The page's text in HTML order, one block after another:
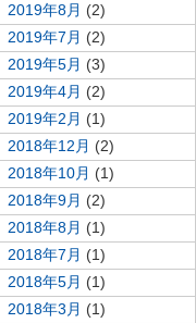
2019年8月 (2)
2019年7月 (2)
2019年5月 (3)
2019年4月 (2)
2019年2月 (1)
2018年12月 (2)
2018年10月 (1)
2018年9月 (2)
2018年8月 (1)
2018年7月 (1)
2018年5月 (1)
2018年3月 (1)